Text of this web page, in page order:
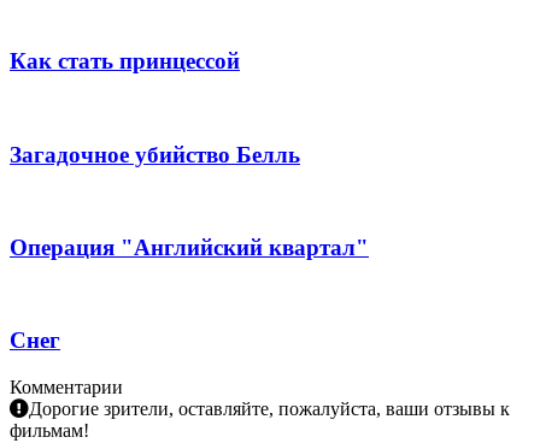
Как стать принцессой
Загадочное убийство Белль
Операция "Английский квартал"
Снег
Комментарии
Дорогие зрители, оставляйте, пожалуйста, ваши отзывы к
фильмам!